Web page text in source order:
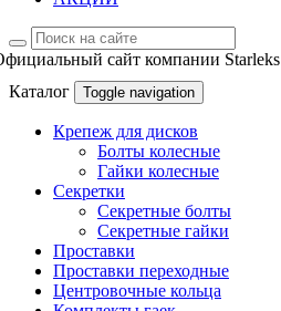
сайт компании Starleks
Каталог
Toggle navigation
Крепеж для дисков
Болты колесные
Гайки колесные
Секретки
Секретные болты
Секретные гайки
Проставки
Проставки переходные
Центровочные кольца